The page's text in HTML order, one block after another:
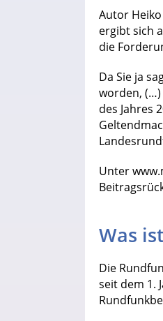
Autor
ergibt sich
die
Da Sie ja
worden, (…)
des Jahres
Unter
Was
Die
seit dem 1.